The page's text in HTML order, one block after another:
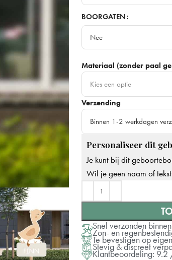
50cm
70cm
90cm
BOORGATEN
Nee
Nee
Ja
Materiaal (zonder paal
Kies een optie
Dibond - Stevig &
Forex - Minder stevig &
Verzending
Binnen 1-2 werkdagen
Binnen 1-2 werkdagen
Op werkdagen voor
Personaliseer dit
Je kunt bij dit
Wil je geen naam of
Snel verzonden
Zon- en
Te bevestigen op
Stevig & discreet
Klantbeoordeling: